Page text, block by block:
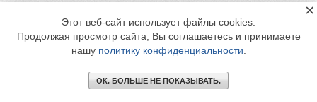
Этот веб-сайт использует файлы cookies.
Продолжая просмотр сайта, Вы соглашаетесь и принимаете
нашу политику конфиденциальности
ОК. БОЛЬШЕ НЕ ПОКАЗЫВАТЬ.
×